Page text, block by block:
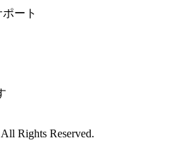
ート
Rights Reserved.